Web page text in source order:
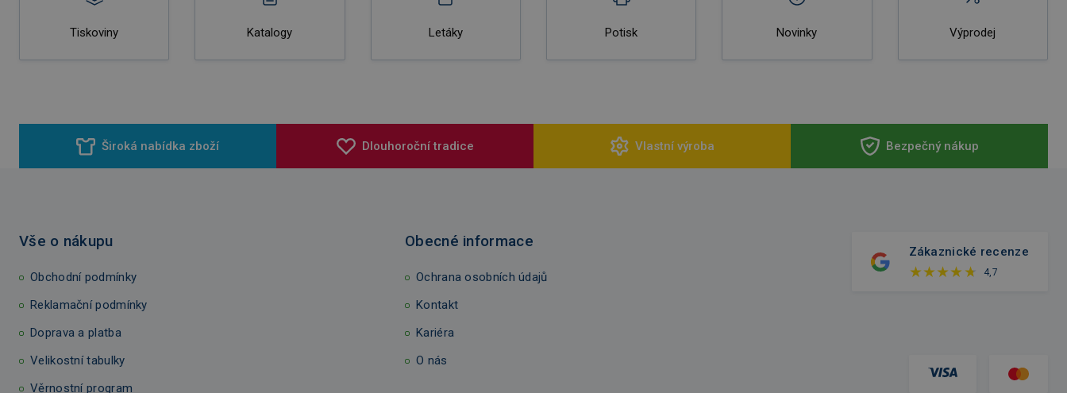
Tiskoviny Katalogy Letáky Potisk Novinky Výprodej
Široká nabídka zboží Dlouhoroční tradice Vlastní výroba Bezpečný nákup
Vše o nákupu
Obchodní podmínky
Reklamační podmínky
Doprava a platba
Velikostní tabulky
Věrnostní program
Obecné informace
Ochrana osobních údajů
Kontakt
Kariéra
O nás
Zákaznické recenze
4,7